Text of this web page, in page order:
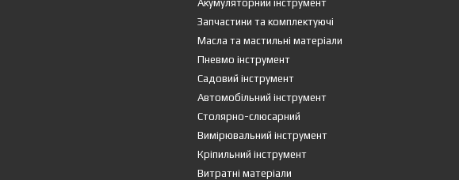
Акумуляторний інструмент
Запчастини та комплектуючі
Масла та мастильні матеріали
Пневмо інструмент
Садовий інструмент
Автомобільний інструмент
Столярно-слюсарний
Вимірювальний інструмент
Кріпильний інструмент
Витратні матеріали